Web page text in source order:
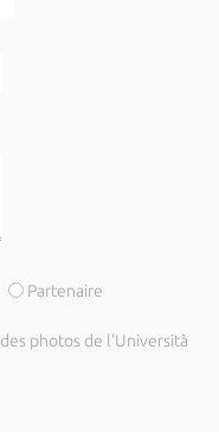
Partenaire
des photos de l'Università